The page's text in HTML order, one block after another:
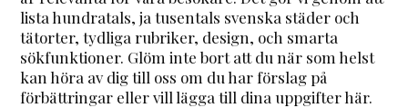
lista hundratals, ja tusentals svenska städer och
tätorter, tydliga rubriker, design, och smarta
sökfunktioner. Glöm inte bort att du när som helst
kan höra av dig till oss om du har förslag på
förbättringar eller vill lägga till dina uppgifter här.